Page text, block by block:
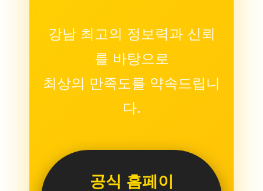
강남 최고의 정보력과 신뢰
를 바탕으로
최상의 만족도를 약속드립니
다.
공식 홈페이